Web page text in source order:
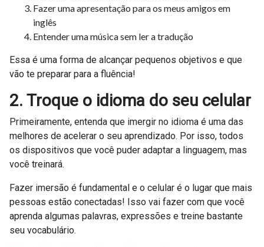
Fazer uma apresentação para os meus amigos em
inglês
Entender uma música sem ler a tradução
Essa é uma forma de alcançar pequenos objetivos e que
vão te preparar para a fluência!
2. Troque o idioma do seu celular
Primeiramente, entenda que imergir no idioma é uma das
melhores de acelerar o seu aprendizado. Por isso, todos
os dispositivos que você puder adaptar a linguagem, mas
você treinará.
Fazer imersão é fundamental e o celular é o lugar que mais
pessoas estão conectadas! Isso vai fazer com que você
aprenda algumas palavras, expressões e treine bastante
seu vocabulário.